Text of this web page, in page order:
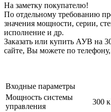
На заметку покупателю!
По отдельному требованию
значения мощности, серии,
исполнение и др.
Заказать или купить АУВ на
сайте, Вы можете по
Входные параметры
Мощность системы
управления
300